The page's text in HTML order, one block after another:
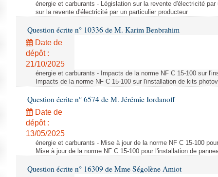
énergie et carburants - Législation sur la revente d'électricité
sur la revente d'électricité par un particulier producteur
Question écrite n° 10336 de M. Karim Benbrahim
Date de
dépôt :
21/10/2025
énergie et carburants - Impacts de la norme NF C 15-100 sur
Impacts de la norme NF C 15-100 sur l'installation de kits
Question écrite n° 6574 de M. Jérémie Iordanoff
Date de
dépôt :
13/05/2025
énergie et carburants - Mise à jour de la norme NF C 15-100
Mise à jour de la norme NF C 15-100 pour l'installation de
Question écrite n° 16309 de Mme Ségolène Amiot